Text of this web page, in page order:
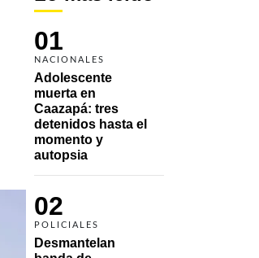
01
NACIONALES
Adolescente
muerta en
Caazapá: tres
detenidos hasta el
momento y
autopsia
02
POLICIALES
Desmantelan